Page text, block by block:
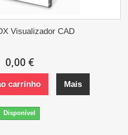
Visualizador CAD
0,00 €
carrinho Mais
Disponível